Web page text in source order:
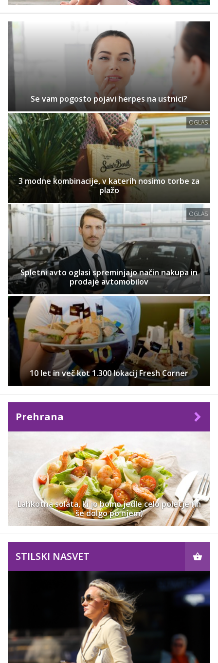
Se vam pogosto pojavi herpes na ustnici?
OGLAS
3 modne kombinacije, v katerih nosimo torbe za
plažo
OGLAS
Spletni avto oglasi spreminjajo način nakupa in
prodaje avtomobilov
10 let in več kot 1.300 lokacij Fresh Corner
Prehrana
Lahkotna solata, ki jo bomo jedle celo poletje (in
še dolgo po njem)
STILSKI NASVET